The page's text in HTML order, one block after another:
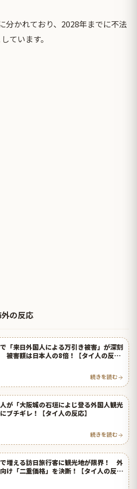
分かれており、2028年までに不法
ています。
外の反応
「来日外国人による万引き被害」が深刻
被害額は日本人の8倍！【タイ人の反
続きを読む
が「大阪城の石垣によじ登る外国人観光
ブチギレ！【タイ人の反応】
続きを読む
増える訪日旅行客に観光地が限界！ 外
け「二重価格」を決断！【タイ人の反